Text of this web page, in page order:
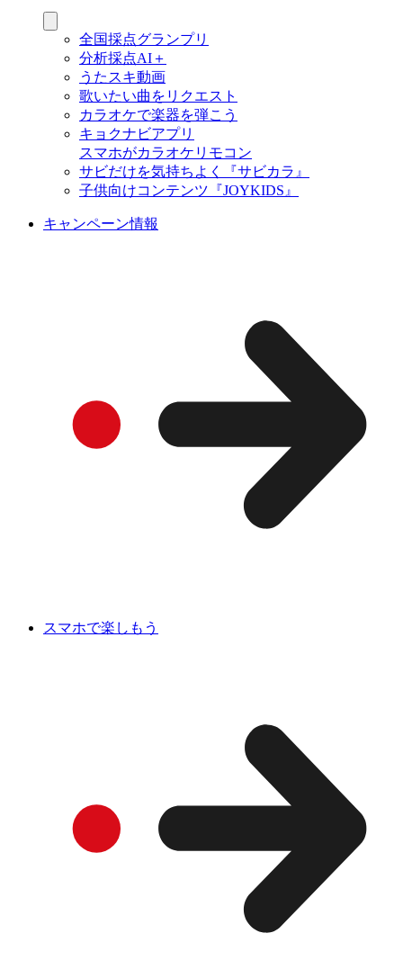
全国採点グランプリ
分析採点AI＋
うたスキ動画
歌いたい曲をリクエスト
カラオケで楽器を弾こう
キョクナビアプリ
スマホがカラオケリモコン
サビだけを気持ちよく『サビカラ』
子供向けコンテンツ『JOYKIDS』
キャンペーン情報
スマホで楽しもう